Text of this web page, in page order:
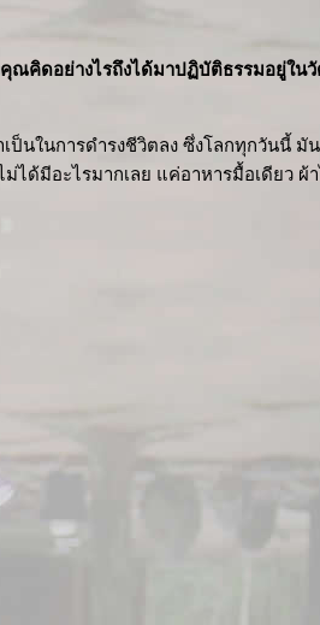
คุณคิดอย่างไรถึงได้มาปฏิบัติธรรมอยู่ใน
ในการดำรงชีวิตลง ซึ่งโลกทุกวันนี้ มั
ด้มีอะไรมากเลย แค่อาหารมื้อเดียว